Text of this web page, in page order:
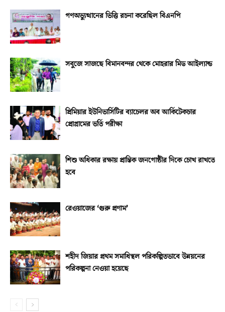
গণঅভ্যুত্থানের ভিত্তি রচনা করেছিল বিএনপি
সবুজে সাজছে বিমানবন্দর থেকে মোহরার মিড আইল্যান্ড
প্রিমিয়ার ইউনিভার্সিটির ব্যাচেলর অব আর্কিটেকচার
প্রোগ্রামের ভর্তি পরীক্ষা
শিশু অধিকার রক্ষায় প্রান্তিক জনগোষ্ঠীর দিকে চোখ রাখতে
হবে
রেওয়াজের ‘গুরু প্রণাম’
শহীদ জিয়ার প্রথম সমাধিস্থল পরিকল্পিতভাবে উন্নয়নের
পরিকল্পনা নেওয়া হয়েছে